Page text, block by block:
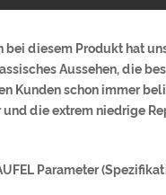
diesem Produkt hat
Aussehen, die
Kunden schon immer
die extrem niedrige
Parameter